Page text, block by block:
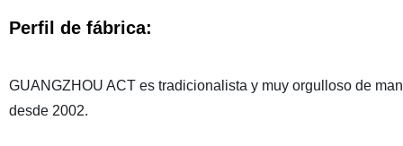
Perfil de fábrica:
GUANGZHOU ACT es tradicionalista y muy orgulloso de
desde 2002.